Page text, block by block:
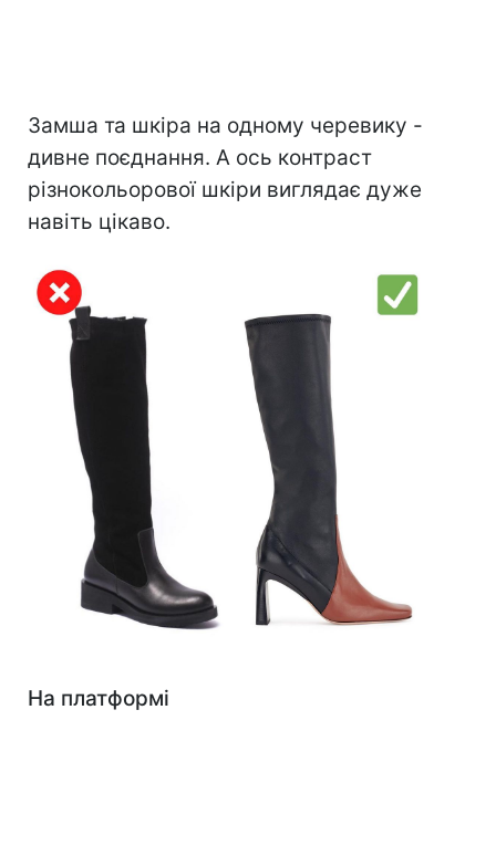
Замша та шкіра на одному черевику -
дивне поєднання. А ось контраст
різнокольорової шкіри виглядає дуже
навіть цікаво.
На платформі